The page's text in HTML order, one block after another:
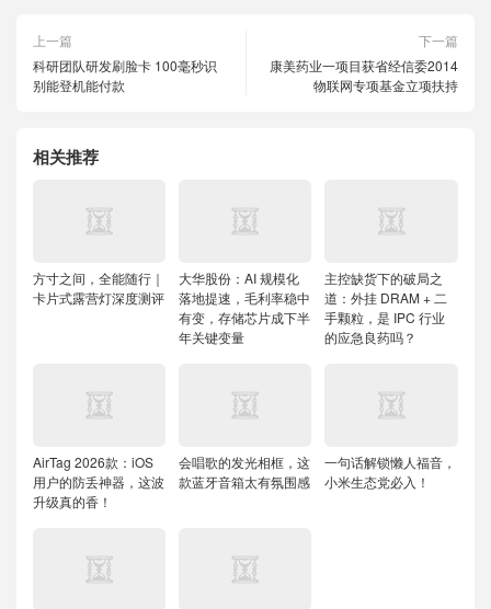
上一篇
科研团队研发刷脸卡 100毫秒识
别能登机能付款
下一篇
康美药业一项目获省经信委2014
物联网专项基金立项扶持
相关推荐
方寸之间，全能随行｜
卡片式露营灯深度测评
大华股份：AI 规模化
落地提速，毛利率稳中
有变，存储芯片成下半
年关键变量
主控缺货下的破局之
道：外挂 DRAM + 二
手颗粒，是 IPC 行业
的应急良药吗？
AirTag 2026款：iOS
用户的防丢神器，这波
升级真的香！
会唱歌的发光相框，这
款蓝牙音箱太有氛围感
一句话解锁懒人福音，
小米生态党必入！